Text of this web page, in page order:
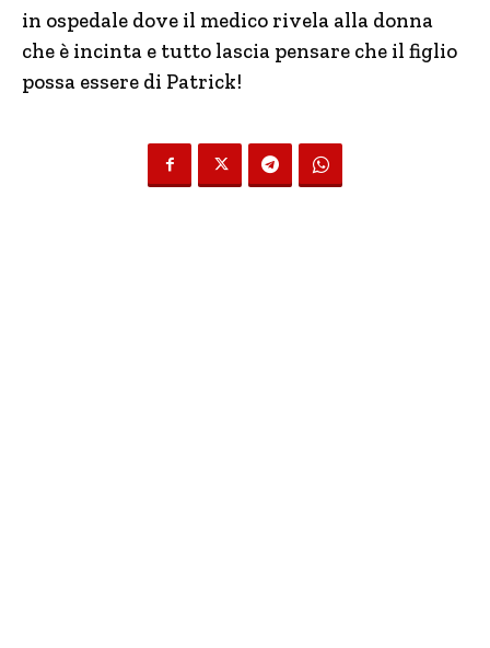
in ospedale dove il medico rivela alla donna
che è incinta e tutto lascia pensare che il figlio
possa essere di Patrick!